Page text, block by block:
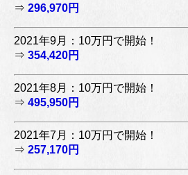
⇒ 296,970円
2021年9月：10万円で開始！
⇒ 354,420円
2021年8月：10万円で開始！
⇒ 495,950円
2021年7月：10万円で開始！
⇒ 257,170円